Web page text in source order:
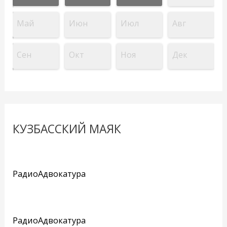
Май Июн Июл Авг
Сен Окт Ноя Дек
КУЗБАССКИЙ МАЯК
РадиоАдвокатура
РадиоАдвокатура